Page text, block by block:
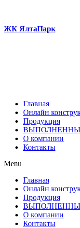
ЖК ЯлтаПарк
Главная
Онлайн
Продукция
О компании
Контакты
Menu
Главная
Онлайн
Продукция
О компании
Контакты